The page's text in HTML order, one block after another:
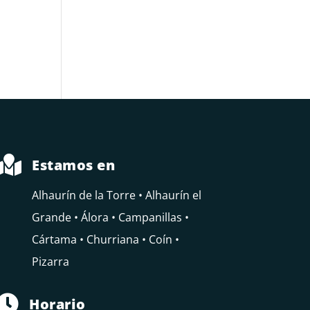
Estamos en
Alhaurín de la Torre • Alhaurín el
Grande • Álora • Campanillas •
Cártama • Churriana • Coín •
Pizarra
Horario